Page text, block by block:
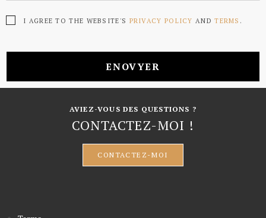
I AGREE TO THE WEBSITE'S PRIVACY POLICY ANDTERMS .
ENOVYER
AVIEZ-VOUS DES QUESTIONS ?
CONTACTEZ-MOI !
CONTACTEZ-MOI